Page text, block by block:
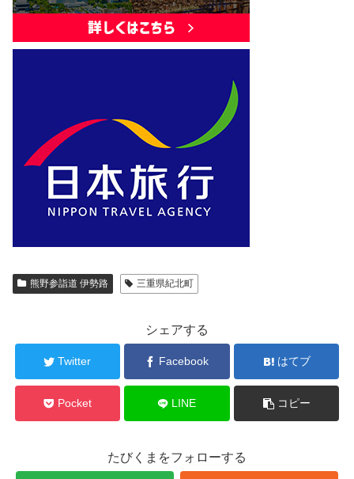
熊野参詣道 伊勢路 三重県紀北町
シェアする
Twitter Facebook はてブ
Pocket LINE コピー
たびくまをフォローする